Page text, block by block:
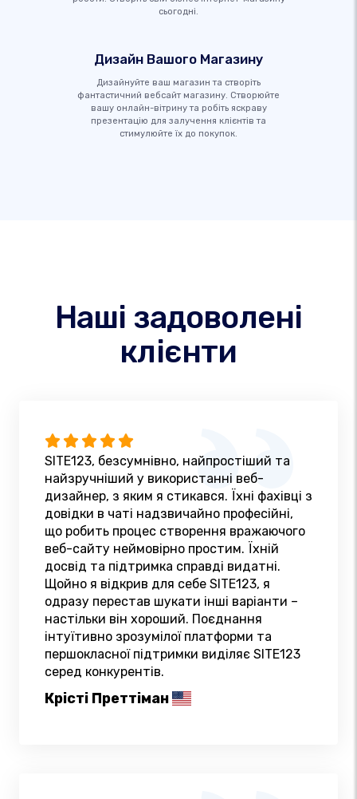
сьогодні.
Дизайн Вашого Магазину
Дизайнуйте ваш магазин та створіть
фантастичний вебсайт магазину. Створюйте
вашу онлайн-вітрину та робіть яскраву
презентацію для залучення клієнтів та
стимулюйте їх до покупок.
Наші задоволені
клієнти
SITE123, безсумнівно, найпростіший та
найзручніший у використанні веб-
дизайнер, з яким я стикався. Їхні фахівці з
довідки в чаті надзвичайно професійні,
що робить процес створення вражаючого
веб-сайту неймовірно простим. Їхній
досвід та підтримка справді видатні.
Щойно я відкрив для себе SITE123, я
одразу перестав шукати інші варіанти –
настільки він хороший. Поєднання
інтуїтивно зрозумілої платформи та
першокласної підтримки виділяє SITE123
серед конкурентів.
Крісті Преттіман